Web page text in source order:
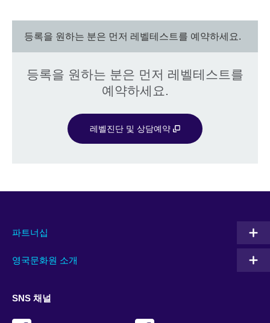
등록을 원하는 분은 먼저 레벨테스트를 예약하세요.
등록을 원하는 분은 먼저 레벨테스트를
예약하세요.
레벨진단 및 상담예약
파트너십
영국문화원 소개
SNS 채널